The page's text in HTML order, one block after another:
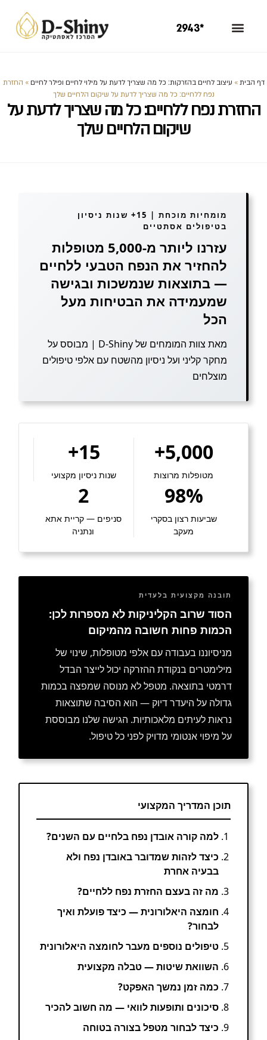
*2943
דף הבית» עיצוב לחיים בהזרקות: כל מה שצריך לדעת על מילוי לחיים ופילר לחיים» החזרת
נפח ללחיים: כל מה שצריך לדעת על שיקום הלחיים שלך
החזרת נפח ללחיים: כל מה שצריך לדעת על
שיקום הלחיים שלך
מומחיות מוכחת | 15+ שנות ניסיון
בטיפולים אסתטיים
עזרנו ליותר מ-5,000 מטופלות
להחזיר את הנפח הטבעי ללחיים
— בתוצאות שנמשכות ובגישה
שמעמידה את הבטיחות מעל
הכל
מאת צוות המומחים של D-Shiny | מבוסס על
מחקר קליני ועל ניסיון מהשטח עם אלפי טיפולים
מוצלחים
5,000+
מטופלות מרוצות
15+
שנות ניסיון מקצועי
98%
שביעות רצון בסקרי
מעקב
2
סניפים — קריית אתא
ונתניה
תובנה מקצועית בלעדית
הסוד שרוב הקליניקות לא מספרות לכן:
הכמות פחות חשובה מהמיקום
מניסיוננו בעבודה עם אלפי מטופלות, שינוי של
מילימטרים בנקודת ההזרקה יכול לייצר הבדל
דרמטי בתוצאה. מטפל לא מנוסה שמפצה בכמות
גדולה על היעדר דיוק — הוא הסיבה שתוצאות
נראות לעיתים מלאכותיות. הגישה שלנו מבוססת
על מיפוי אנטומי מדויק לפני כל טיפול.
תוכן המדריך המקצועי
למה קורה אובדן נפח בלחיים עם השנים?
כיצד לזהות שמדובר באובדן נפח ולא
בבעיה אחרת
מה זה בעצם החזרת נפח ללחיים?
חומצה היאלורונית — כיצד פועלת ואיך
לבחור?
טיפולים נוספים מעבר לחומצה היאלורונית
השוואת שיטות — טבלה מקצועית
כמה זמן נמשך האפקט?
סיכונים ותופעות לוואי — מה חשוב להכיר
כיצד לבחור מטפל בצורה בטוחה